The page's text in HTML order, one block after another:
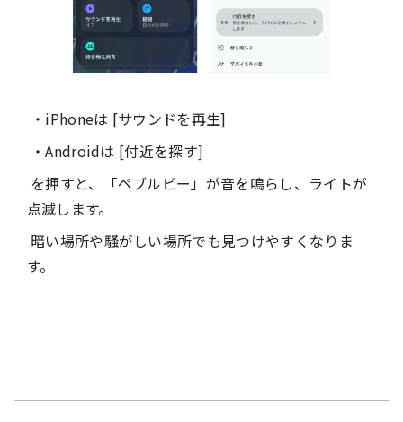
・iPhoneは [サウンドを再生]
・Androidは [付近を探す]
を押すと、「ペブルビー」が音を鳴らし、ライトが
点滅します。
暗い場所や騒がしい場所でも見つけやすくなりま
す。